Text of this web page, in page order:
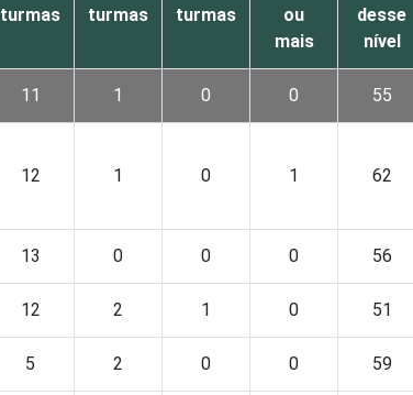
turmas
turmas
turmas
ou
mais
desse
nível
11 1 0 0 55
12 1 0 1 62
13 0 0 0 56
12 2 1 0 51
5 2 0 0 59